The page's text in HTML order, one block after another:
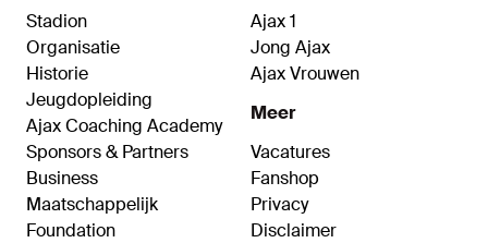
Stadion
Organisatie
Historie
Jeugdopleiding
Ajax Coaching Academy
Sponsors & Partners
Business
Maatschappelijk
Foundation
Ajax 1
Jong Ajax
Ajax Vrouwen
Meer
Vacatures
Fanshop
Privacy
Disclaimer